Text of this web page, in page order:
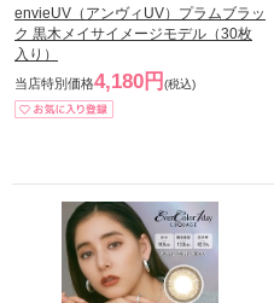
envieUV（アンヴィUV）プラムブラッ
ク 黒木メイサイメージモデル（30枚
入り）
当店特別価格4,180円 (税込)